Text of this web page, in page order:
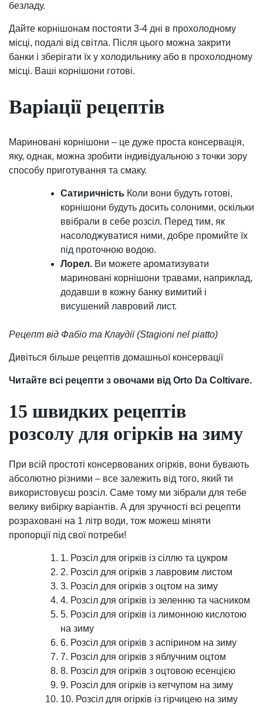
безладу.
Дайте корнішонам постояти 3-4 дні в прохолодному
місці, подалі від світла. Після цього можна закрити
банки і зберігати їх у холодильнику або в прохолодному
місці. Ваші корнішони готові.
Варіації рецептів
Мариновані корнішони – це дуже проста консервація,
яку, однак, можна зробити індивідуальною з точки зору
способу приготування та смаку.
Сатиричність Коли вони будуть готові,
корнішони будуть досить солоними, оскільки
ввібрали в себе розсіл. Перед тим, як
насолоджуватися ними, добре промийте їх
під проточною водою.
Лорел. Ви можете ароматизувати
мариновані корнішони травами, наприклад,
додавши в кожну банку вимитий і
висушений лавровий лист.
Рецепт від Фабіо та Клаудії (Stagioni nel piatto)
Дивіться більше рецептів домашньої консервації
Читайте всі рецепти з овочами від Orto Da Coltivare.
15 швидких рецептів
розсолу для огірків на зиму
При всій простоті консервованих огірків, вони бувають
абсолютно різними – все залежить від того, який ти
використовуєш розсіл. Саме тому ми зібрали для тебе
велику вибірку варіантів. А для зручності всі рецепти
розраховані на 1 літр води, тож можеш міняти
пропорції під свої потреби!
1. Розсіл для огірків із сіллю та цукром
2. Розсіл для огірків з лавровим листом
3. Розсіл для огірків з оцтом на зиму
4. Розсіл для огірків із зеленню та часником
5. Розсіл для огірків із лимонною кислотою
на зиму
6. Розсіл для огірків з аспірином на зиму
7. Розсіл для огірків з яблучним оцтом
8. Розсіл для огірків з оцтовою есенцією
9. Розсіл для огірків із кетчупом на зиму
10. Розсіл для огірків із гірчицею на зиму